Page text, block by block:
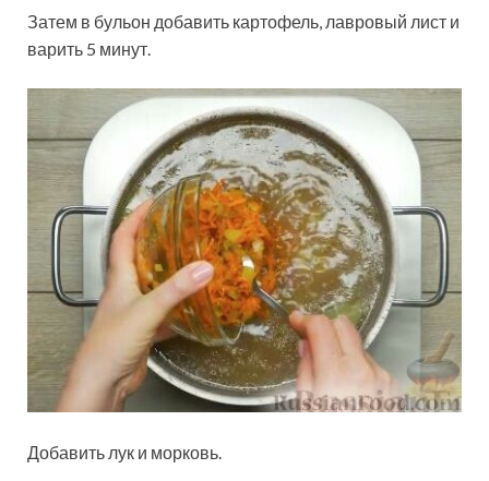
Затем в бульон добавить картофель, лавровый лист и
варить 5 минут.
Добавить лук и морковь.